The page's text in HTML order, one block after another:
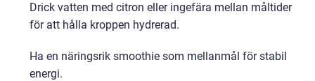
Drick vatten med citron eller ingefära mellan måltider
för att hålla kroppen hydrerad.
Ha en näringsrik smoothie som mellanmål för stabil
energi.